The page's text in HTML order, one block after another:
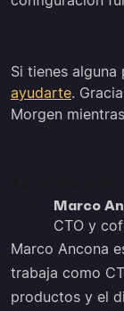
Si tienes alguna
ayudarte.
Morgen
Marco
CTO y
Marco Ancona
trabaja como
productos y el